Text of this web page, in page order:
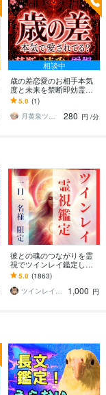
相談中
歳の差恋愛のお相手本気
度と未来を禁断即効霊視
します 運命と宿命に結ば
れたお2人のご縁の、今世
のお役目を見抜きます
5.0 (1)
月黄泉ツキヨミ《禁断速攻霊視》
280 円 /分
彼との魂のつながりを霊
視でツインレイ鑑定しま
す 気になる彼とつながる
ことができるのか鑑定し
ます
5.0 (1863)
ツインレイ縁結び専門鑑定士✢神結シオン✢
1,000 円